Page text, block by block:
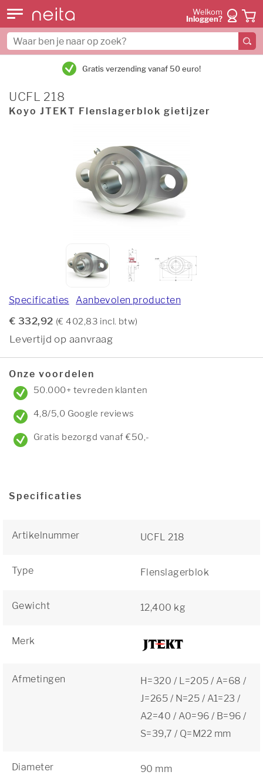
Welkom
Inloggen?
Gratis verzending vanaf 50 euro!
UCFL 218
Koyo JTEKT Flenslagerblok gietijzer
Specificaties Aanbevolen producten
€ 332,92 (€ 402,83 incl. btw)
Levertijd op aanvraag
Onze voordelen
50.000+ tevreden klanten
4,8/5,0 Google reviews
Gratis bezorgd vanaf €50,-
Specificaties
Artikelnummer UCFL 218
Type Flenslagerblok
Gewicht 12,400 kg
Merk
Afmetingen
H=320 / L=205 / A=68 /
J=265 / N=25 / A1=23 /
A2=40 / A0=96 / B=96 /
S=39,7 / Q=M22 mm
Diameter 90 mm